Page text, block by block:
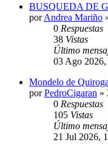
BUSQUEDA DE
porAndrea Mariño
0 Respuestas
38 Vistas
Último
03 Ago 2026,
Mondelo de
porPedroCigaran »
0 Respuestas
105 Vistas
Último
21 Jul 2026,